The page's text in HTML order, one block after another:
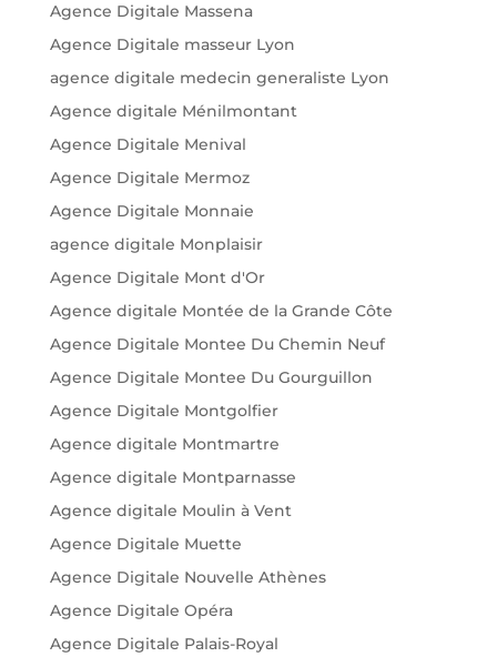
Agence Digitale Massena
Agence Digitale masseur Lyon
agence digitale medecin generaliste Lyon
Agence digitale Ménilmontant
Agence Digitale Menival
Agence Digitale Mermoz
Agence Digitale Monnaie
agence digitale Monplaisir
Agence Digitale Mont d'Or
Agence digitale Montée de la Grande Côte
Agence Digitale Montee Du Chemin Neuf
Agence Digitale Montee Du Gourguillon
Agence Digitale Montgolfier
Agence digitale Montmartre
Agence digitale Montparnasse
Agence digitale Moulin à Vent
Agence Digitale Muette
Agence Digitale Nouvelle Athènes
Agence Digitale Opéra
Agence Digitale Palais-Royal